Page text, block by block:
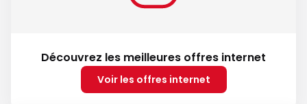
Découvrez les meilleures offres internet
Voir les offres internet